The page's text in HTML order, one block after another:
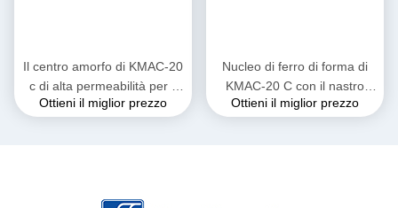
Il centro amorfo di KMAC-20
c di alta permeabilità per il
trasformatore corrente
Ottieni il miglior prezzo
Nucleo di ferro di forma di
KMAC-20 C con il nastro
amorfo per il grande reattore
Ottieni il miglior prezzo